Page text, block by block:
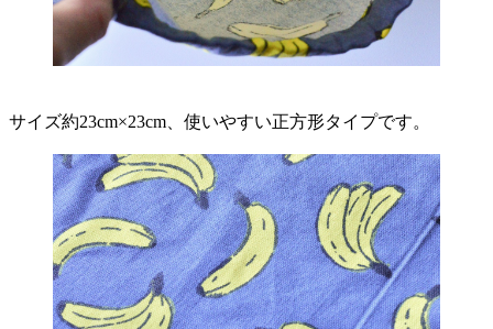
サイズ約23cm×23cm、使いやすい正方形タイプです。